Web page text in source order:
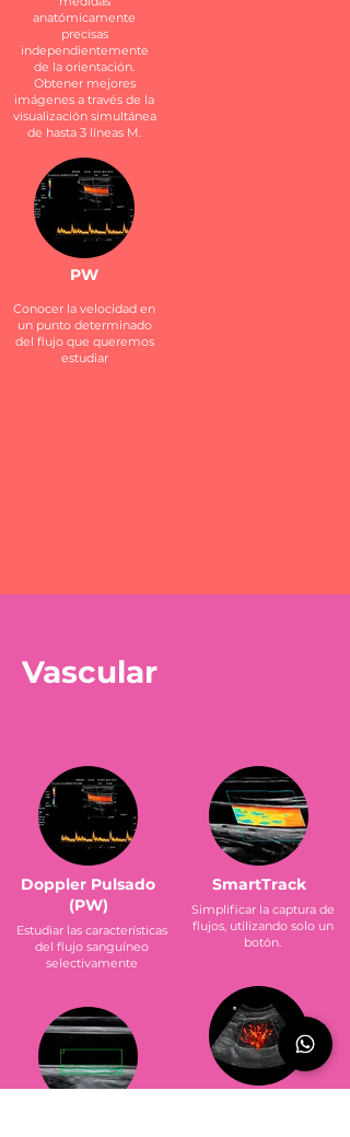
anatómicamente
precisas
independientemente
de la orientación.
Obtener mejores
imágenes a través de la
visualización simultánea
de hasta 3 líneas M.
PW
Conocer la velocidad en
un punto determinado
del flujo que queremos
estudiar
Vascular
Doppler Pulsado
(PW)
Estudiar las características
del flujo sanguíneo
selectivamente
SmartTrack
Simplificar la captura de
flujos, utilizando solo un
botón.